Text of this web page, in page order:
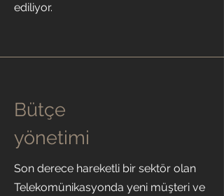
ediliyor.
Bütçe
yönetimi
Son derece hareketli bir sektör olan
Telekomünikasyonda yeni müşteri ve